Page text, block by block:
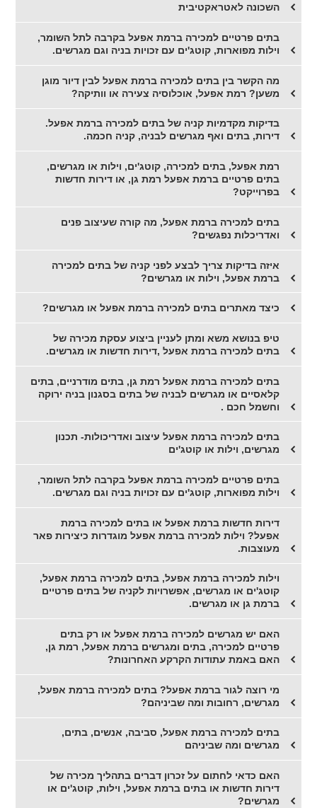
השכונה לאטראקטיבית
בתים פרטיים למכירה ברמת אפעל בקרבה לתל השומר,
וילות מפוארות, קוטג'ים עם זכויות בניה וגם מגרשים.
מה הקשר בין בתים למכירה ברמת אפעל לבין דיור מוגן
משען? רמת אפעל, אוכלוסיה צעירה או וותיקה?
בדיקות מקדמיות קניה של בתים למכירה ברמת אפעל.
דירות, בתים ואף מגרשים לבניה, קניה חכמה.
רמת אפעל, בתים למכירה, קוטג'ים, וילות או מגרשים,
בתים פרטיים ברמת אפעל רמת גן, או דירות חדשות
בפרוייקט?
בתים למכירה ברמת אפעל, מה קורה שעיצוב פנים
ואדריכלות נפגשים?
איזה בדיקות צריך לבצע לפני קניה של בתים למכירה
ברמת אפעל, וילות או מגרשים?
כיצד מאתרים בתים למכירה ברמת אפעל או מגרשים?
טיפ בנושא משא ומתן לעניין ביצוע עסקת מכירה של
בתים למכירה ברמת אפעל ,דירות חדשות או מגרשים.
בתים למכירה ברמת אפעל רמת גן, בתים מודרניים, בתים
קלאסיים או מגרשים לבניה של בתים בסגנון בניה ירוקה
וחשמל חכם .
בתים למכירה ברמת אפעל עיצוב ואדריכולות- תכנון
מגרשים, וילות או קוטג'ים
בתים פרטיים למכירה ברמת אפעל בקרבה לתל השומר,
וילות מפוארות, קוטג'ים עם זכויות בניה וגם מגרשים.
דירות חדשות ברמת אפעל או בתים למכירה ברמת
אפעל? וילות למכירה ברמת אפעל מוגדרות כיצירות פאר
מעוצבות.
וילות למכירה ברמת אפעל, בתים למכירה ברמת אפעל,
קוטג'ים או מגרשים, אפשרויות לקניה של בתים פרטיים
ברמת גן או מגרשים.
האם יש מגרשים למכירה ברמת אפעל או רק בתים
פרטיים למכירה, בתים ומגרשים ברמת אפעל, רמת גן,
האם באמת עתודות הקרקע האחרונות?
מי רוצה לגור ברמת אפעל? בתים למכירה ברמת אפעל,
מגרשים, רחובות ומה שביניהם?
בתים למכירה ברמת אפעל, סביבה, אנשים, בתים,
מגרשים ומה שביניהם
האם כדאי לחתום על זכרון דברים בתהליך מכירה של
דירות חדשות או בתים ברמת אפעל, וילות, קוטג'ים או
מגרשים?